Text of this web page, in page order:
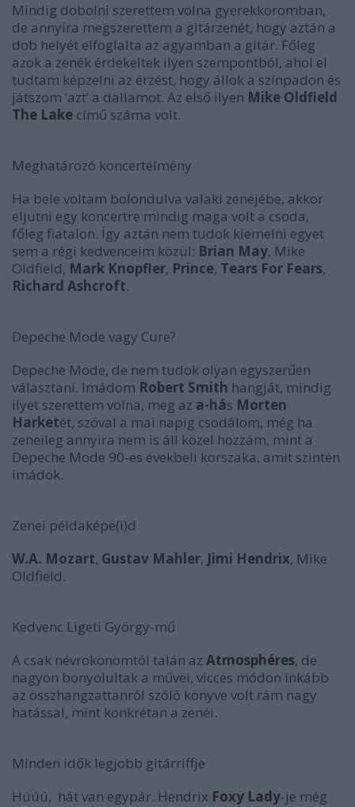
Mindig dobolni szerettem volna gyerekkoromban,
de annyira megszerettem a gitárzenét, hogy aztán a
dob helyét elfoglalta az agyamban a gitár. Főleg
azok a zenék érdekeltek ilyen szempontból, ahol el
tudtam képzelni az érzést, hogy állok a színpadon és
játszom ’azt’ a dallamot. Az első ilyen Mike Oldfield
The Lake című száma volt.
Meghatározó koncertélmény
Ha bele voltam bolondulva valaki zenéjébe, akkor
eljutni egy koncertre mindig maga volt a csoda,
főleg fiatalon. Így aztán nem tudok kiemelni egyet
sem a régi kedvenceim közül: Brian May, Mike
Oldfield, Mark Knopfler, Prince, Tears For Fears,
Richard Ashcroft.
Depeche Mode vagy Cure?
Depeche Mode, de nem tudok olyan egyszerűen
választani. Imádom Robert Smith hangját, mindig
ilyet szerettem volna, meg az a-hás Morten
Harketét, szóval a mai napig csodálom, még ha
zeneileg annyira nem is áll közel hozzám, mint a
Depeche Mode 90-es évekbeli korszaka, amit szintén
imádok.
Zenei példaképe(i)d
W.A. Mozart, Gustav Mahler, Jimi Hendrix, Mike
Oldfield.
Kedvenc Ligeti György-mű
A csak névrokonomtól talán az Atmosphéres, de
nagyon bonyolultak a művei, vicces módon inkább
az összhangzattanról szóló könyve volt rám nagy
hatással, mint konkrétan a zenéi.
Minden idők legjobb gitárriffje
Húúú, hát van egypár. Hendrix Foxy Lady-je még